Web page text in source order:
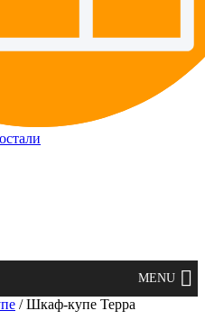
/ Шкаф-купе Терра